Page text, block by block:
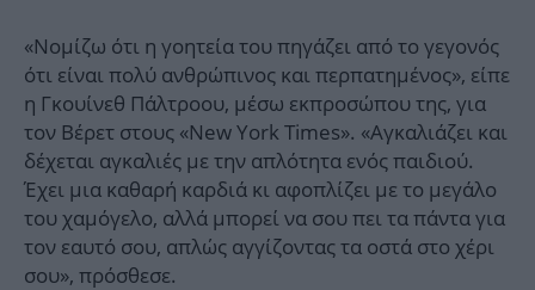
«Νομίζω ότι η γοητεία του πηγάζει από το γεγονός
ότι είναι πολύ ανθρώπινος και περπατημένος», είπε
η Γκουίνεθ Πάλτροου, μέσω εκπροσώπου της, για
τον Βέρετ στους «New York Times». «Αγκαλιάζει και
δέχεται αγκαλιές με την απλότητα ενός παιδιού.
Έχει μια καθαρή καρδιά κι αφοπλίζει με το μεγάλο
του χαμόγελο, αλλά μπορεί να σου πει τα πάντα για
τον εαυτό σου, απλώς αγγίζοντας τα οστά στο χέρι
σου», πρόσθεσε.